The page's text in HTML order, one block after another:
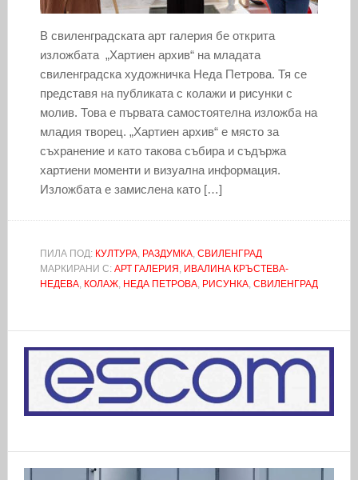
В свиленградската арт галерия бе открита
изложбата „Хартиен архив“ на младата
свиленградска художничка Неда Петрова. Тя се
представя на публиката с колажи и рисунки с
молив. Това е първата самостоятелна изложба на
младия творец. „Хартиен архив“ е място за
съхранение и като такова събира и съдържа
хартиени моменти и визуална информация.
Изложбата е замислена като […]
ПИЛА ПОД: КУЛТУРА, РАЗДУМКА, СВИЛЕНГРАД
МАРКИРАНИ С: АРТ ГАЛЕРИЯ , ИВАЛИНА КРЪСТЕВА-
НЕДЕВА, КОЛАЖ, НЕДА ПЕТРОВА, РИСУНКА, СВИЛЕНГРАД